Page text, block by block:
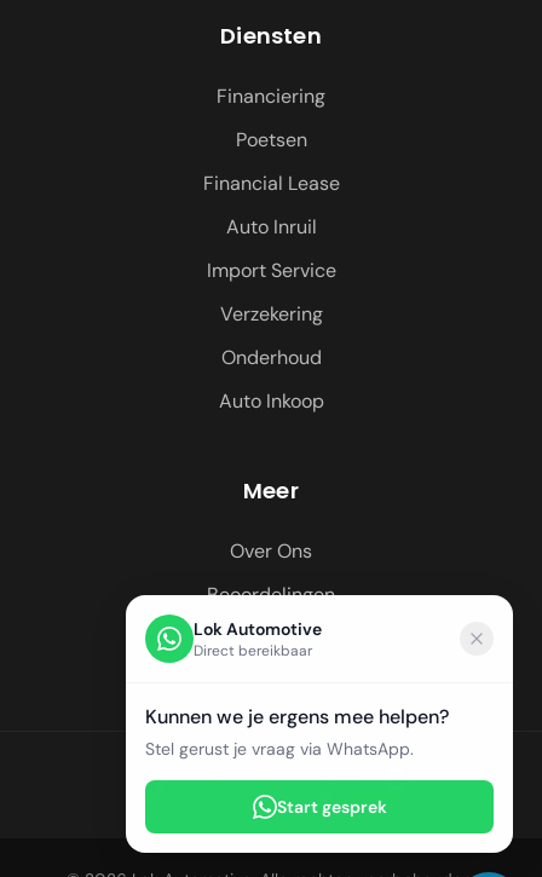
Diensten
Financiering
Poetsen
Financial Lease
Auto Inruil
Import Service
Verzekering
Onderhoud
Auto Inkoop
Meer
Over Ons
Beoordelingen
Regio's
Lok Automotive
Direct bereikbaar
Kunnen we je ergens mee helpen?
Stel gerust je vraag via WhatsApp.
Start gesprek